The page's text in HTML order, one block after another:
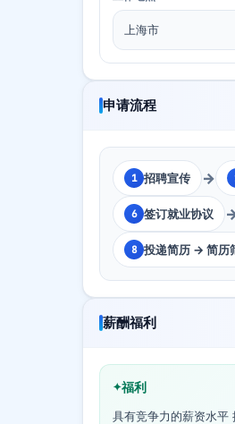
上海市
申请流程
1 招聘宣传 →
6 签订就业协议
8 投递简历 → 简历
薪酬福利
福利
具有竞争力的薪资水平